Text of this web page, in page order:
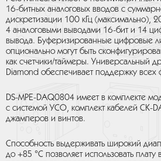
16-битных аналоговых вводов с
дискретизации 100 кГц (максимально),
4 аналоговыми выводами 16-бит и 14
вывода. Буферизированные цифровые
опционально могут быть
как счетчики/таймеры. Универсальный
Diamond обеспечивает поддержку всех
DS-MPE-DAQ0804 имеет в комплекте
с системой УСО, комплект кабелей CK-
джамперов и винтов.
Способность выдерживать широкий
до +85 °C позволяет использовать плату